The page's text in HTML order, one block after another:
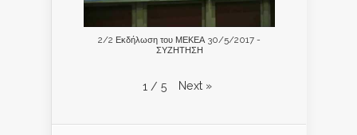
2/2 Εκδήλωση του ΜΕΚΕΑ 30/5/2017 -
ΣΥΖΗΤΗΣΗ
1 / 5 Next »